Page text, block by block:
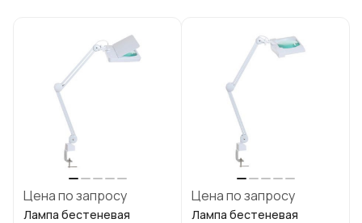
Цена по запросу
Лампа бестеневая
Цена по запросу
Лампа бестеневая